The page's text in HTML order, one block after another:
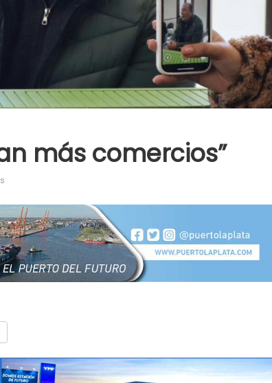
más comercios”